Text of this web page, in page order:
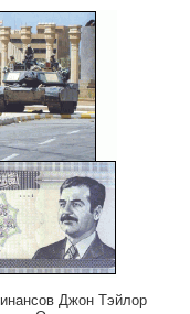
Джон Тэйлор